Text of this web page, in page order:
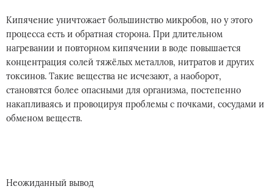
Кипячение уничтожает большинство микробов, но у этого
процесса есть и обратная сторона. При длительном
нагревании и повторном кипячении в воде повышается
концентрация солей тяжёлых металлов, нитратов и других
токсинов. Такие вещества не исчезают, а наоборот,
становятся более опасными для организма, постепенно
накапливаясь и провоцируя проблемы с почками, сосудами и
обменом веществ.
Неожиданный вывод